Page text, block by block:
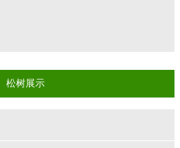
松树展示